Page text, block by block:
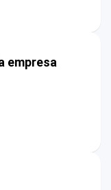
empresa